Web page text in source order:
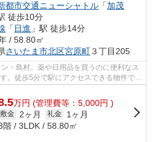
都市交通ニューシャトル 「加茂
徒歩10分
「 日進 」駅 徒歩14分
/ 58.80㎡
さいたま市北区宮原町３丁目205
・島村。薬や日用品を買うのに便利なス
。徒歩5分で駅にアクセスできる物件で
産物...
万円 (管理費等：5,000円 )
敷金 2ヶ月 礼金
1ヶ月
階 / 3LDK / 58.80㎡